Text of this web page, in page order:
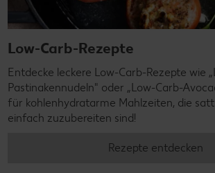
Low-Carb-Rezepte
Entdecke leckere Low-Carb-Rezepte wie
Pastinakennudeln" oder „Low-Carb-
für kohlenhydratarme Mahlzeiten, die
einfach zuzubereiten sind!
Rezepte entdecken